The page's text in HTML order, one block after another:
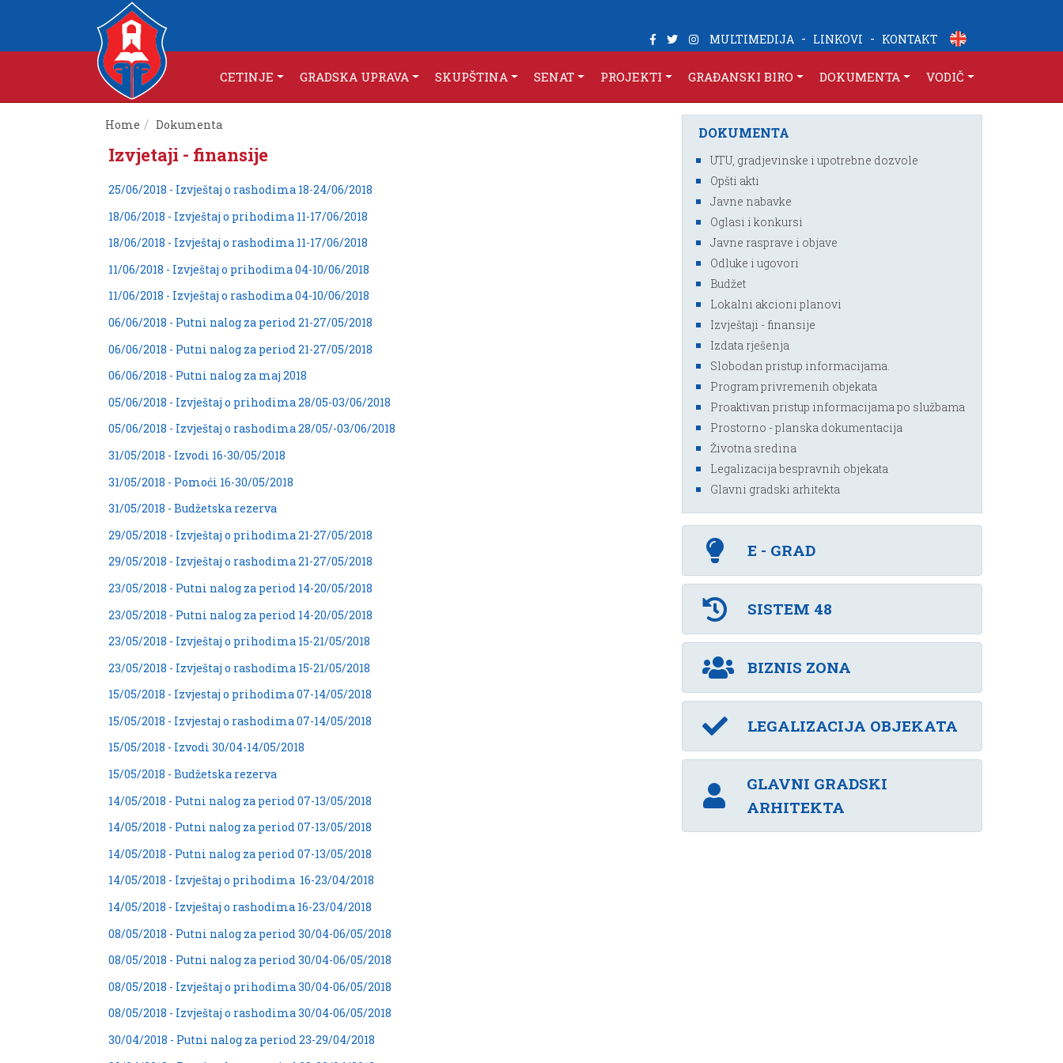
MULTIMEDIJA - LINKOVI - KONTAKT
CETINJE GRADSKA UPRAVA SKUPŠTINA SENAT PROJEKTI GRAĐANSKI BIRO DOKUMENTA VODIČ
Home Dokumenta
Izvjetaji - finansije
25/06/2018 - Izvještaj o rashodima 18-24/06/2018
18/06/2018 - Izvještaj o prihodima 11-17/06/2018
18/06/2018 - Izvještaj o rashodima 11-17/06/2018
11/06/2018 - Izvještaj o prihodima 04-10/06/2018
11/06/2018 - Izvještaj o rashodima 04-10/06/2018
06/06/2018 - Putni nalog za period 21-27/05/2018
06/06/2018 - Putni nalog za period 21-27/05/2018
06/06/2018 - Putni nalog za maj 2018
05/06/2018 - Izvještaj o prihodima 28/05-03/06/2018
05/06/2018 - Izvještaj o rashodima 28/05/-03/06/2018
31/05/2018 - Izvodi 16-30/05/2018
31/05/2018 - Pomoći 16-30/05/2018
31/05/2018 - Budžetska rezerva
29/05/2018 - Izvještaj o prihodima 21-27/05/2018
29/05/2018 - Izvještaj o rashodima 21-27/05/2018
23/05/2018 - Putni nalog za period 14-20/05/2018
23/05/2018 - Putni nalog za period 14-20/05/2018
23/05/2018 - Izvještaj o prihodima 15-21/05/2018
23/05/2018 - Izvještaj o rashodima 15-21/05/2018
15/05/2018 - Izvjestaj o prihodima 07-14/05/2018
15/05/2018 - Izvjestaj o rashodima 07-14/05/2018
15/05/2018 - Izvodi 30/04-14/05/2018
15/05/2018 - Budžetska rezerva
14/05/2018 - Putni nalog za period 07-13/05/2018
14/05/2018 - Putni nalog za period 07-13/05/2018
14/05/2018 - Putni nalog za period 07-13/05/2018
14/05/2018 - Izvještaj o prihodima 16-23/04/2018
14/05/2018 - Izvještaj o rashodima 16-23/04/2018
08/05/2018 - Putni nalog za period 30/04-06/05/2018
08/05/2018 - Putni nalog za period 30/04-06/05/2018
08/05/2018 - Izvještaj o prihodima 30/04-06/05/2018
08/05/2018 - Izvještaj o rashodima 30/04-06/05/2018
30/04/2018 - Putni nalog za period 23-29/04/2018
DOKUMENTA
UTU, gradjevinske i upotrebne dozvole
Opšti akti
Javne nabavke
Oglasi i konkursi
Javne rasprave i objave
Odluke i ugovori
Budžet
Lokalni akcioni planovi
Izvještaji - finansije
Izdata rješenja
Slobodan pristup informacijama.
Program privremenih objekata
Proaktivan pristup informacijama po službama
Prostorno - planska dokumentacija
Životna sredina
Legalizacija bespravnih objekata
Glavni gradski arhitekta
E - GRAD
SISTEM 48
BIZNIS ZONA
LEGALIZACIJA OBJEKATA
GLAVNI GRADSKI
ARHITEKTA